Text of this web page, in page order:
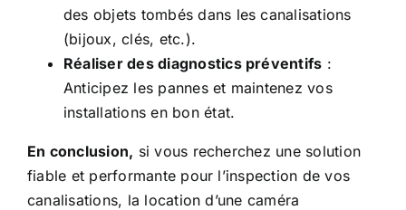
des objets tombés dans les canalisations
(bijoux, clés, etc.).
Réaliser des diagnostics préventifs :
Anticipez les pannes et maintenez vos
installations en bon état.
En conclusion, si vous recherchez une solution
fiable et performante pour l’inspection de vos
canalisations, la location d’une caméra